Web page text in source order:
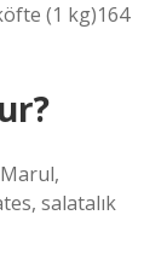
(1 kg)164
salatalık